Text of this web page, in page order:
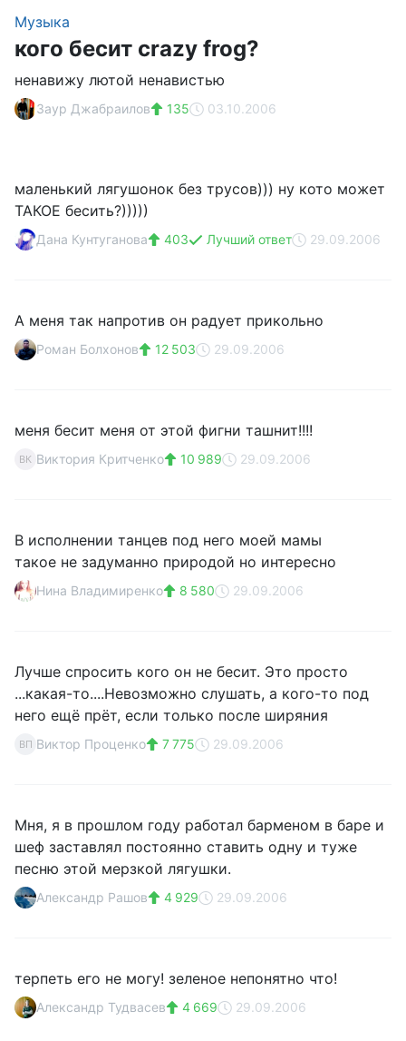
Музыка
кого бесит crazy frog?
ненавижу лютой ненавистью
Заур Джабраилов 135 03.10.2006
маленький лягушонок без трусов))) ну кото может
ТАКОЕ бесить?)))))
Дана Кунтуганова 403 Лучший ответ 29.09.2006
А меня так напротив он радует прикольно
Роман Болхонов 12 503 29.09.2006
меня бесит меня от этой фигни ташнит!!!!
ВК Виктория Критченко 10 989 29.09.2006
В исполнении танцев под него моей мамы
такое не задуманно природой но интересно
Нина Владимиренко 8 580 29.09.2006
Лучше спросить кого он не бесит. Это просто
...какая-то....Невозможно слушать, а кого-то под
него ещё прёт, если только после ширяния
ВП Виктор Проценко 7 775 29.09.2006
Мня, я в прошлом году работал барменом в баре и
шеф заставлял постоянно ставить одну и туже
песню этой мерзкой лягушки.
Александр Рашов 4 929 29.09.2006
терпеть его не могу! зеленое непонятно что!
Александр Тудвасев 4 669 29.09.2006